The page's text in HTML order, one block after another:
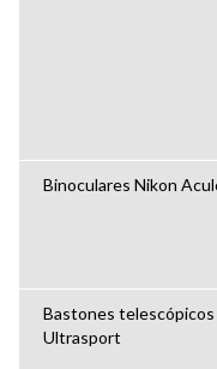
Binoculares Nikon
Bastones telescópicos
Ultrasport